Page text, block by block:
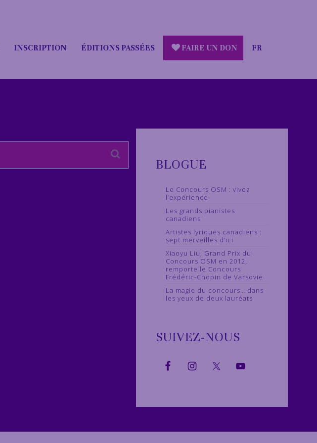
INSCRIPTION ÉDITIONS PASSÉES FAIRE UN DON FR
BLOGUE
Le Concours OSM : vivez
l’expérience
Les grands pianistes
canadiens
Artistes lyriques canadiens :
sept merveilles d’ici
Xiaoyu Liu, Grand Prix du
Concours OSM en 2012,
remporte le Concours
Frédéric-Chopin de Varsovie
La magie du concours… dans
les yeux de deux lauréats
SUIVEZ-NOUS